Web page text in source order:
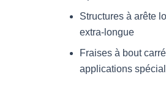
Structures à arête
extra-longue
Fraises à bout
applications